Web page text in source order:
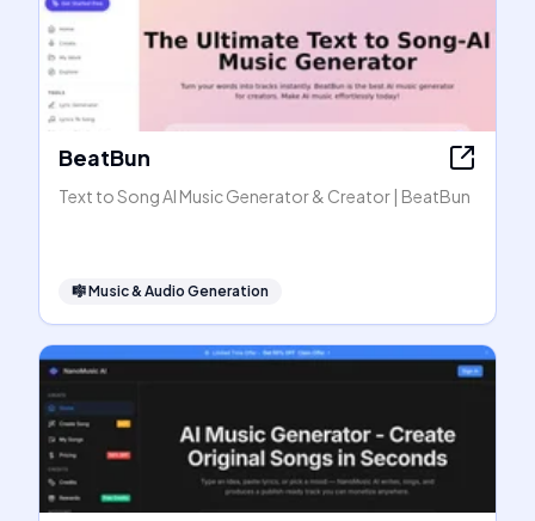
BeatBun
Text to Song AI Music Generator & Creator | BeatBun
🎼Music & Audio Generation